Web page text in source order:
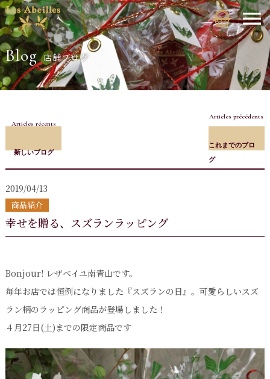
Blog 店舗ブログ
Articles récents
新しいブログ
Articles précédents
これまでのブロ
グ
2019/04/13
商品紹介
幸せを贈る、スズランラッピング
Bonjour! レザベイユ南青山です。
毎年お店では恒例になりました『スズランの日』。可愛らしいスズ
ラン柄のラッピング商品が登場しました！
４月27日(土)までの限定商品です